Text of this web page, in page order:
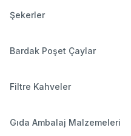
Şekerler
Bardak Poşet Çaylar
Filtre Kahveler
Gıda Ambalaj Malzemeleri